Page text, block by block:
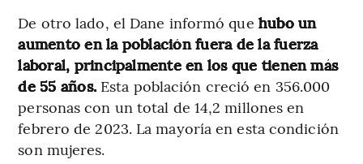
De otro lado, el Dane informó que hubo un
aumento en la población fuera de la fuerza
laboral, principalmente en los que tienen más
de 55 años. Esta población creció en 356.000
personas con un total de 14,2 millones en
febrero de 2023. La mayoría en esta condición
son mujeres.